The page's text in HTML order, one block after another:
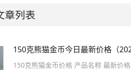
章列表
150克熊猫金币今日最新价格（
150克熊猫金币价格 产品名称 最新价